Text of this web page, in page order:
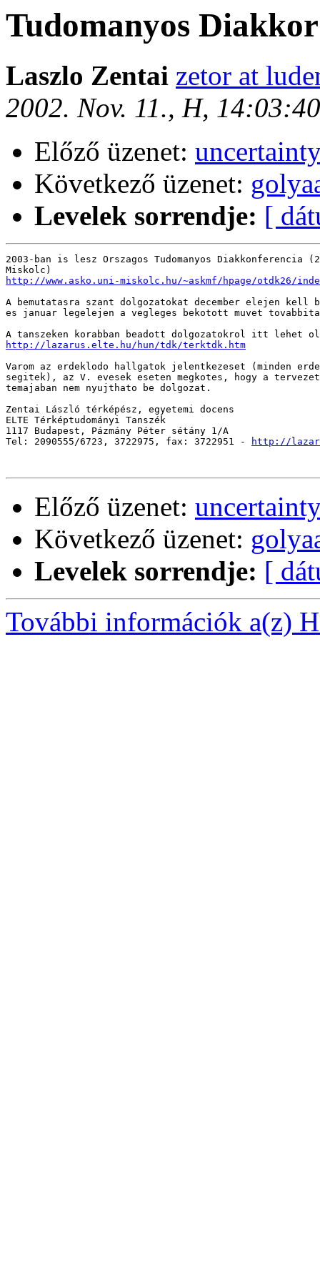
Tudomanyos Diakkor
Laszlo Zentai zetor at
2002. Nov. 11., H,
Előző üzenet:
Következő üzenet:
Levelek sorrendje: [
2003-ban is lesz Orszagos Tudomanyos Diakkonferencia
http://www.asko.uni-miskolc.hu/~askmf/hpage/otdk26/
A bemutatasra szant dolgozatokat december elejen kell
es januar legelejen a vegleges bekotott muvet
http://lazarus.elte.hu/hun/tdk/terktdk.htm
Varom az erdeklodo hallgatok jelentkezeset (minden
segitek), az V. evesek eseten megkotes, hogy a
temajaban nem nyujthato be dolgozat.
Zentai László térképész, egyetemi docens
ELTE Térképtudományi Tanszék
1117 Budapest, Pázmány Péter sétány 1/A
Tel: 2090555/6723, 3722975, fax: 3722951 -
http://
Előző üzenet:
Következő üzenet:
Levelek sorrendje: [
További információk a(z)